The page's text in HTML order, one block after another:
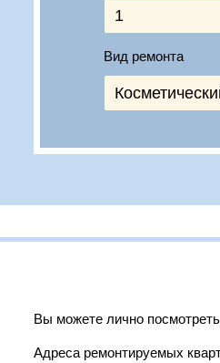
Вид ремонта
Вы можете лично
Адреса ремонтируемых